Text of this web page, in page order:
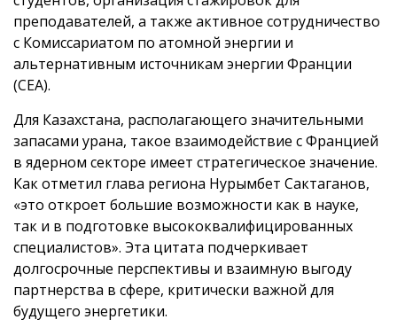
преподавателей, а также активное сотрудничество
с Комиссариатом по атомной энергии и
альтернативным источникам энергии Франции
(CEA).
Для Казахстана, располагающего значительными
запасами урана, такое взаимодействие с Францией
в ядерном секторе имеет стратегическое значение.
Как отметил глава региона Нурымбет Сактаганов,
«это откроет большие возможности как в науке,
так и в подготовке высококвалифицированных
специалистов». Эта цитата подчеркивает
долгосрочные перспективы и взаимную выгоду
партнерства в сфере, критически важной для
будущего энергетики.